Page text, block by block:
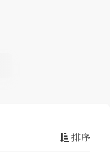
排序